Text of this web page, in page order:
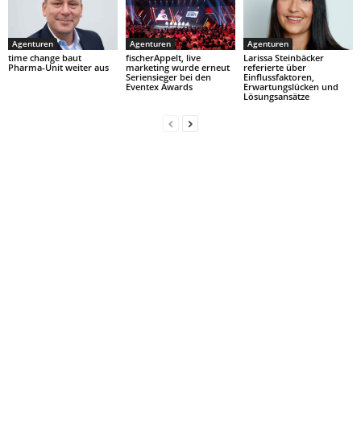
Agenturen
time change baut
Pharma-Unit weiter aus
Agenturen
fischerAppelt, live
marketing wurde erneut
Seriensieger bei den
Eventex Awards
Agenturen
Larissa Steinbäcker
referierte über
Einflussfaktoren,
Erwartungslücken und
Lösungsansätze